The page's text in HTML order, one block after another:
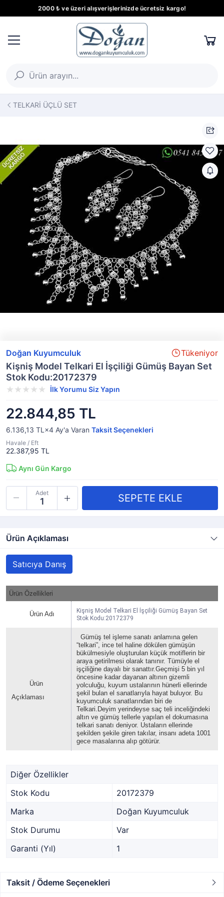
2000 ₺ ve üzeri alışverişlerinizde ücretsiz kargo!
TELKARİ ÜÇLÜ SET
Doğan Kuyumculuk Tükeniyor
Kişniş Model Telkari El İşçiliği Gümüş Bayan Set
Stok Kodu:20172379
İlk Yorumu Siz Yapın
22.844,85 TL
6.136,13 TL×4 Ay'a Varan Taksit Seçenekleri
Havale / Eft
22.387,95 TL
Aynı Gün Kargo
Adet
Ürün Açıklaması
Satıcıya Danış
Ürün Özellikleri
Ürün Adı
Kişniş Model Telkari El İşçiliği Gümüş Bayan Set
Stok Kodu:20172379
Ürün
Açıklaması
Gümüş tel işleme sanatı anlamına gelen
“telkari”, ince tel haline dökülen gümüşün
bükülmesiyle oluşturulan küçük motiflerin bir
araya getirilmesi olarak tanınır. Tümüyle el
işçiliğine dayalı bir sanattır.Geçmişi 5 bin yıl
öncesine kadar dayanan altının gizemli
yolculuğu, kuyum ustalarının hünerli ellerinde
şekil bulan el sanatlarıyla hayat buluyor. Bu
kuyumculuk sanatlarından biri de
Telkari.Deyim yerindeyse saç teli inceliğindeki
altın ve gümüş tellerle yapılan el dokumasına
telkari sanatı deniyor. Ustaların ellerinde
şekilden şekile giren takılar, insanı adeta 1001
gece masalarına alıp götürür.
Diğer Özellikler
Stok Kodu
20172379
Marka
Doğan Kuyumculuk
Stok Durumu
Var
Garanti (Yıl)
1
Taksit / Ödeme Seçenekleri